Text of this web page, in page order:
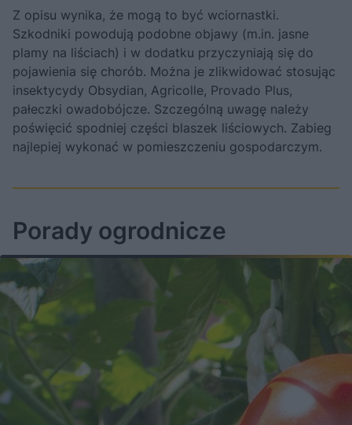
Z opisu wynika, że mogą to być wciornastki.
Szkodniki powodują podobne objawy (m.in. jasne
plamy na liściach) i w dodatku przyczyniają się do
pojawienia się chorób. Można je zlikwidować stosując
insektycydy Obsydian, Agricolle, Provado Plus,
pałeczki owadobójcze. Szczególną uwagę należy
poświęcić spodniej części blaszek liściowych. Zabieg
najlepiej wykonać w pomieszczeniu gospodarczym.
Porady ogrodnicze